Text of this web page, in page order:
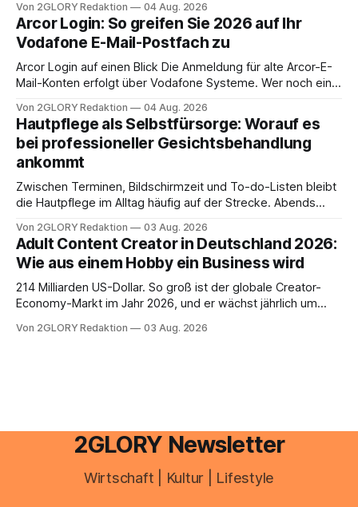
abwesenheiten und die gesamte kommunikation rund um
Ihr personal digital zu organisieren. In diesem Leitfaden
erfahren Sie alles, was Sie für einen reibungslosen Einstieg
brauchen, von der Registrierung
Von 2GLORY Redaktion 04 Aug. 2026
Arcor Login: So greifen Sie 2026 auf Ihr
Vodafone E-Mail-Postfach zu
Arcor Login auf einen Blick Die Anmeldung für alte Arcor-E-
Mail-Konten erfolgt über Vodafone Systeme. Wer noch eine
besitzt, loggt sich heute über das Vodafone E-Mail & Cloud
Portal ein. Der klassische Arcor Login über mail.
Von 2GLORY Redaktion 04 Aug. 2026
Hautpflege als Selbstfürsorge: Worauf es
bei professioneller Gesichtsbehandlung
ankommt
Zwischen Terminen, Bildschirmzeit und To-do-Listen bleibt
die Hautpflege im Alltag häufig auf der Strecke. Abends
Drogerie – mehr ist zeitlich oft nicht drin. Dabei reagiert die
Haut empfindlich auf Stress, Schlafmangel und
Umwelteinflüsse: Sie wirkt müde, spannt oder neigt zu
Unreinheiten. Professionelle
Von 2GLORY Redaktion 03 Aug. 2026
Adult Content Creator in Deutschland 2026:
Wie aus einem Hobby ein Business wird
214 Milliarden US-Dollar. So groß ist der globale Creator-
Economy-Markt im Jahr 2026, und er wächst jährlich um
ist längst ein ernstzunehmender Wirtschaftszweig. Weltweit
Von 2GLORY Redaktion 03 Aug. 2026
2GLORY Newsletter
Wirtschaft | Kultur | Lifestyle